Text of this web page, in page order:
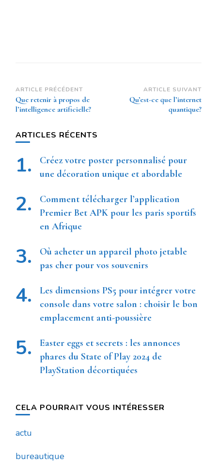
Navigation
d’article
ARTICLE PRÉCÉDENT
Que retenir à propos de
l’intelligence artificielle?
ARTICLE SUIVANT
Qu’est-ce que l’internet
quantique?
ARTICLES RÉCENTS
Créez votre poster personnalisé pour
une décoration unique et abordable
Comment télécharger l’application
Premier Bet APK pour les paris sportifs
en Afrique
Où acheter un appareil photo jetable
pas cher pour vos souvenirs
Les dimensions PS5 pour intégrer votre
console dans votre salon : choisir le bon
emplacement anti-poussière
Easter eggs et secrets : les annonces
phares du State of Play 2024 de
PlayStation décortiquées
CELA POURRAIT VOUS INTÉRESSER
actu
bureautique